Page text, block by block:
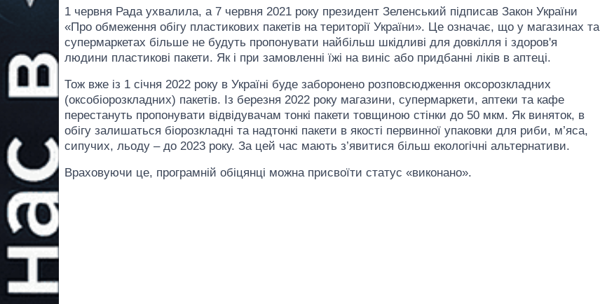
1 червня Рада ухвалила, а 7 червня 2021 року президент Зеленський підписав Закон України
«Про обмеження обігу пластикових пакетів на території України». Це означає, що у магазинах та
супермаркетах більше не будуть пропонувати найбільш шкідливі для довкілля і здоров'я
людини пластикові пакети. Як і при замовленні їжі на виніс або придбанні ліків в аптеці.
Тож вже із 1 січня 2022 року в Україні буде заборонено розповсюдження оксорозкладних
(оксобіорозкладних) пакетів. Із березня 2022 року магазини, супермаркети, аптеки та кафе
перестануть пропонувати відвідувачам тонкі пакети товщиною стінки до 50 мкм. Як виняток, в
обігу залишаться біорозкладні та надтонкі пакети в якості первинної упаковки для риби, м’яса,
сипучих, льоду – до 2023 року. За цей час мають з’явитися більш екологічні альтернативи.
Враховуючи це, програмній обіцянці можна присвоїти статус «виконано».